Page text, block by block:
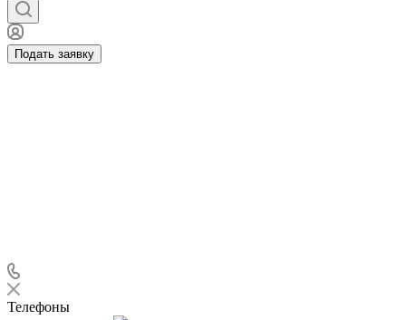
Подать заявку
Телефоны